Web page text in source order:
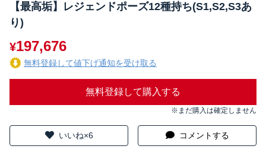
【最高垢】レジェンドポーズ12種持ち(S1,S2,S3あ
り)
¥197,676
無料登録して値下げ通知を受け取る
無料登録して購入する
※まだ購入は確定しません
いいね×6 コメントする